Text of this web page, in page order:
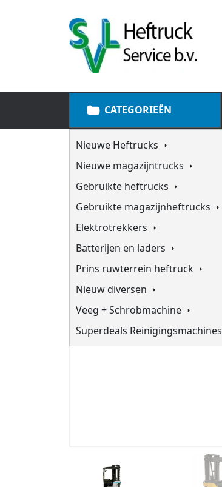
CATEGORIEËN
Nieuwe Heftrucks
Nieuwe magazijntrucks
Gebruikte heftrucks
Gebruikte magazijnheftrucks
Elektrotrekkers
Batterijen en laders
Prins ruwterrein heftruck
Nieuw diversen
Veeg + Schrobmachine
Superdeals Reinigingsmachines